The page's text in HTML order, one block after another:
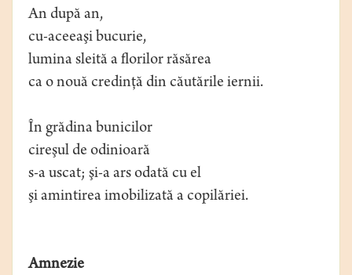
An după an,
cu-aceeaşi bucurie,
lumina sleită a florilor răsărea
ca o nouă credinţă din căutările iernii.
În grădina bunicilor
cireşul de odinioară
s-a uscat; şi-a ars odată cu el
şi amintirea imobilizată a copilăriei.
Amnezie